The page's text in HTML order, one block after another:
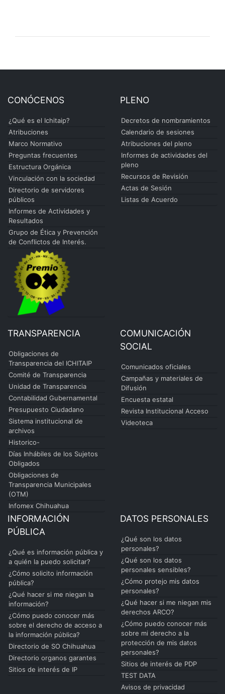
CONÓCENOS
¿Qué es el Ichitaip?
Atribuciones
Marco Normativo
Preguntas frecuentes
Estructura Orgánica
Vinculación con la sociedad
Directorio de servidores
públicos
Informes de Actividades y
Resultados
Grupo de Ética y Prevención
de Conflictos de Interés.
PLENO
Decretos de nombramientos
Calendario de sesiones
Atribuciones del pleno
Informes de actividades del
pleno
Recursos de Revisión
Actas de Sesión
Listas de Acuerdo
TRANSPARENCIA
Obligaciones de
Transparencia del ICHITAIP
Comité de Transparencia
Unidad de Transparencia
Contabilidad Gubernamental
Presupuesto Ciudadano
Sistema institucional de
archivos
Historico-
Días Inhábiles de los Sujetos
Obligados
Obligaciones de
Transparencia Municipales
(OTM)
Infomex Chihuahua
COMUNICACIÓN
SOCIAL
Comunicados oficiales
Campañas y materiales de
Difusión
Encuesta estatal
Revista Institucional Acceso
Videoteca
INFORMACIÓN
PÚBLICA
¿Qué es información pública y
a quién la puedo solicitar?
¿Cómo solicito información
pública?
¿Qué hacer si me niegan la
información?
¿Cómo puedo conocer más
sobre el derecho de acceso a
la información pública?
Directorio de SO Chihuahua
Directorio organos garantes
Sitios de interés de IP
DATOS PERSONALES
¿Qué son los datos
personales?
¿Qué son los datos
personales sensibles?
¿Cómo protejo mis datos
personales?
¿Qué hacer si me niegan mis
derechos ARCO?
¿Cómo puedo conocer más
sobre mi derecho a la
protección de mis datos
personales?
Sitios de interés de PDP
TEST DATA
Avisos de privacidad